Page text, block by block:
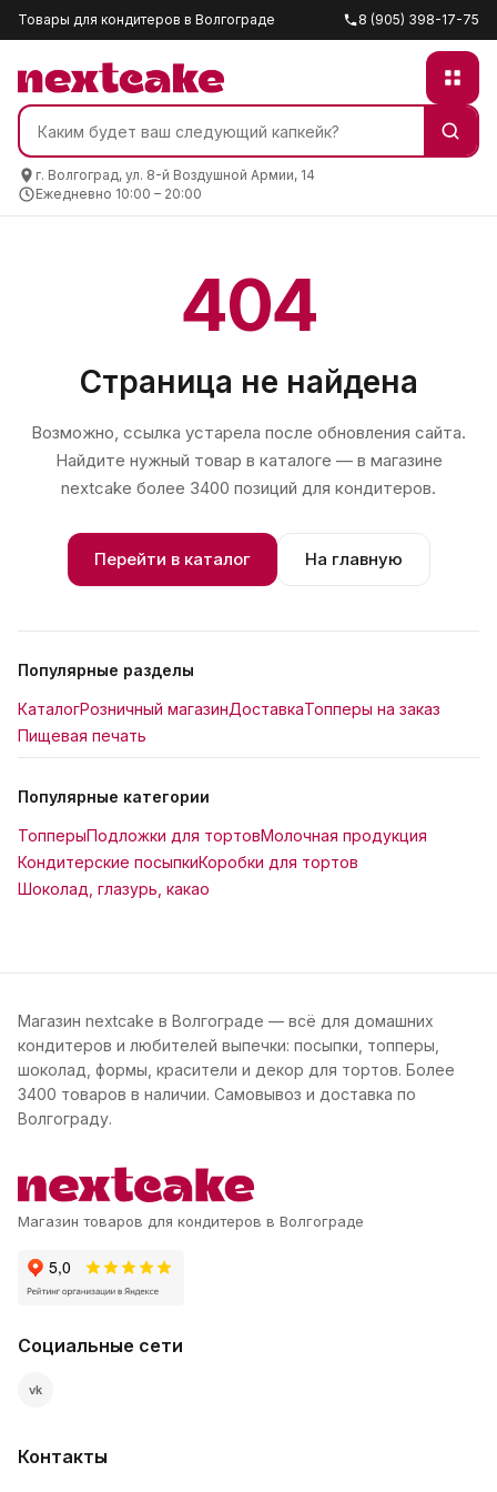
Товары для кондитеров в Волгограде 8 (905) 398-17-75
г. Волгоград, ул. 8-й Воздушной Армии, 14
Ежедневно 10:00 – 20:00
404
Страница не найдена
Возможно, ссылка устарела после обновления сайта.
Найдите нужный товар в каталоге — в магазине
nextcake более 3400 позиций для кондитеров.
Перейти в каталог На главную
Популярные разделы
КаталогРозничный магазинДоставкаТопперы на заказ
Пищевая печать
Популярные категории
ТопперыПодложки для тортовМолочная продукция
Кондитерские посыпкиКоробки для тортов
Шоколад, глазурь, какао
Магазин nextcake в Волгограде — всё для домашних
кондитеров и любителей выпечки: посыпки, топперы,
шоколад, формы, красители и декор для тортов. Более
3400 товаров в наличии. Самовывоз и доставка по
Волгограду.
Магазин товаров для кондитеров в Волгограде
Социальные сети
vk
Контакты